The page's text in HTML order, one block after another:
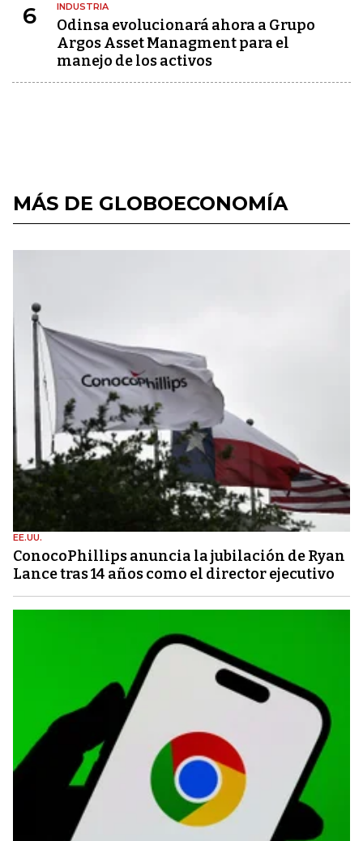
6 INDUSTRIA
Odinsa evolucionará ahora a Grupo
Argos Asset Managment para el
manejo de los activos
MÁS DE GLOBOECONOMÍA
EE.UU.
ConocoPhillips anuncia la jubilación de Ryan
Lance tras 14 años como el director ejecutivo